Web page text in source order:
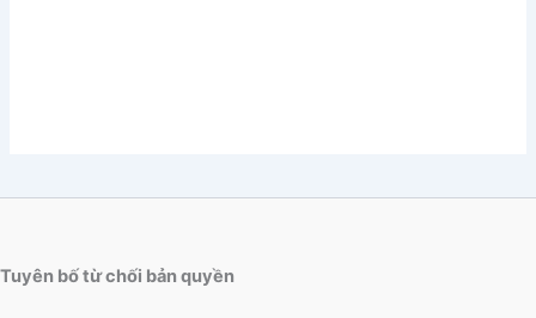
Tuyên bố từ chối bản quyền